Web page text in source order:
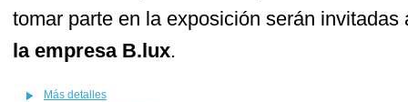
tomar parte en la exposición serán
la empresa B.lux.
Más detalles